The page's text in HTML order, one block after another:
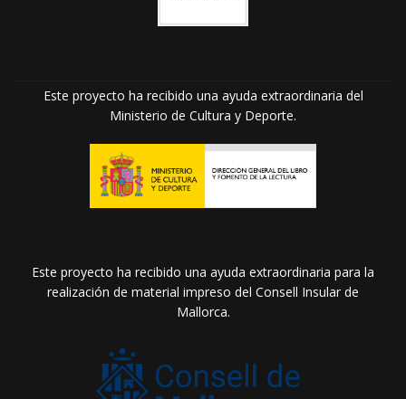
Este proyecto ha recibido una ayuda extraordinaria del
Ministerio de Cultura y Deporte.
Este proyecto ha recibido una ayuda extraordinaria para la
realización de material impreso del Consell Insular de
Mallorca.